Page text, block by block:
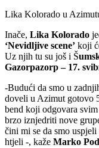
Lika Kolorado u
Inače, Lika Kolorado
‘Nevidljive scene’ koji
Uz njih tu su još i Š
Gazorpazorp – 17.
-Budući da smo u
doveli u Azimut gotovo
bend koji odgovara
brzo iznjedriti nove
čini mi se da smo
htjeli -, kaže Marko